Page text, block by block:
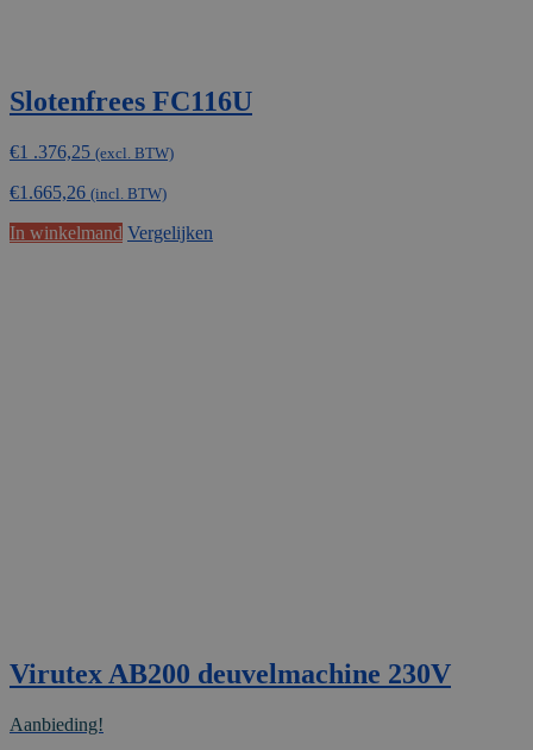
Slotenfrees FC116U
€1 .376,25 (excl. BTW)
€1.665,26 (incl. BTW)
In winkelmand Vergelijken
Virutex AB200 deuvelmachine 230V
Aanbieding!